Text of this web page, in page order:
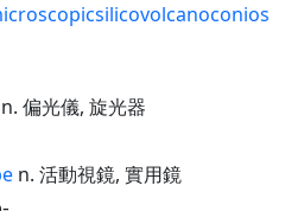
n. 偏光儀, 旋光器
n. 活動視鏡, 實用鏡